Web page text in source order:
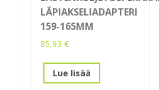
LÄPIAKSELIADAPTERI
159-165MM
85,93€
Lue lisää